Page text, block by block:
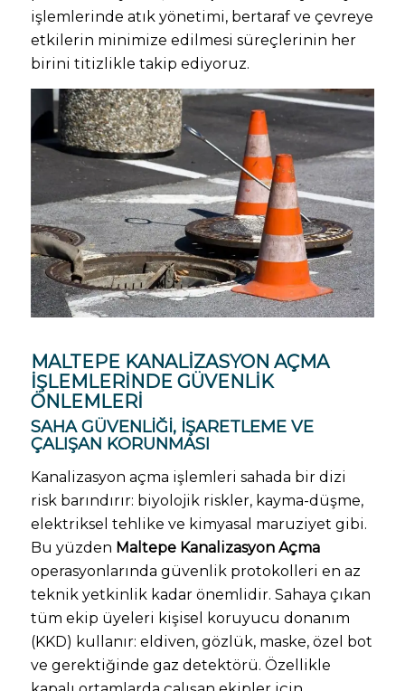
işlemlerinde atık yönetimi, bertaraf ve çevreye
etkilerin minimize edilmesi süreçlerinin her
birini titizlikle takip ediyoruz.
MALTEPE KANALIZASYON AÇMA
IŞLEMLERINDE GÜVENLIK
ÖNLEMLERI
SAHA GÜVENLIĞI, IŞARETLEME VE
ÇALIŞAN KORUNMASI
Kanalizasyon açma işlemleri sahada bir dizi
risk barındırır: biyolojik riskler, kayma-düşme,
elektriksel tehlike ve kimyasal maruziyet gibi.
Bu yüzden Maltepe Kanalizasyon Açma
operasyonlarında güvenlik protokolleri en az
teknik yetkinlik kadar önemlidir. Sahaya çıkan
tüm ekip üyeleri kişisel koruyucu donanım
(KKD) kullanır: eldiven, gözlük, maske, özel bot
ve gerektiğinde gaz detektörü. Özellikle